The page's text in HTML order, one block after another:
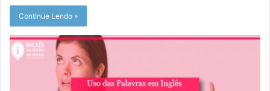
Continue Lendo »